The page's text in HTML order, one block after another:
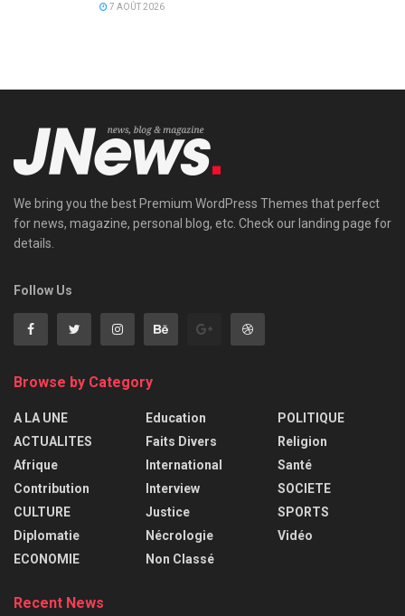
7 AOÛT 2026
We bring you the best Premium WordPress Themes that perfect
for news, magazine, personal blog, etc. Check our landing page for
details.
Follow Us
Browse by Category
A LA UNE
ACTUALITES
Afrique
Contribution
CULTURE
Diplomatie
ECONOMIE
Education
Faits Divers
International
Interview
Justice
Nécrologie
Non Classé
POLITIQUE
Religion
Santé
SOCIETE
SPORTS
Vidéo
Recent News